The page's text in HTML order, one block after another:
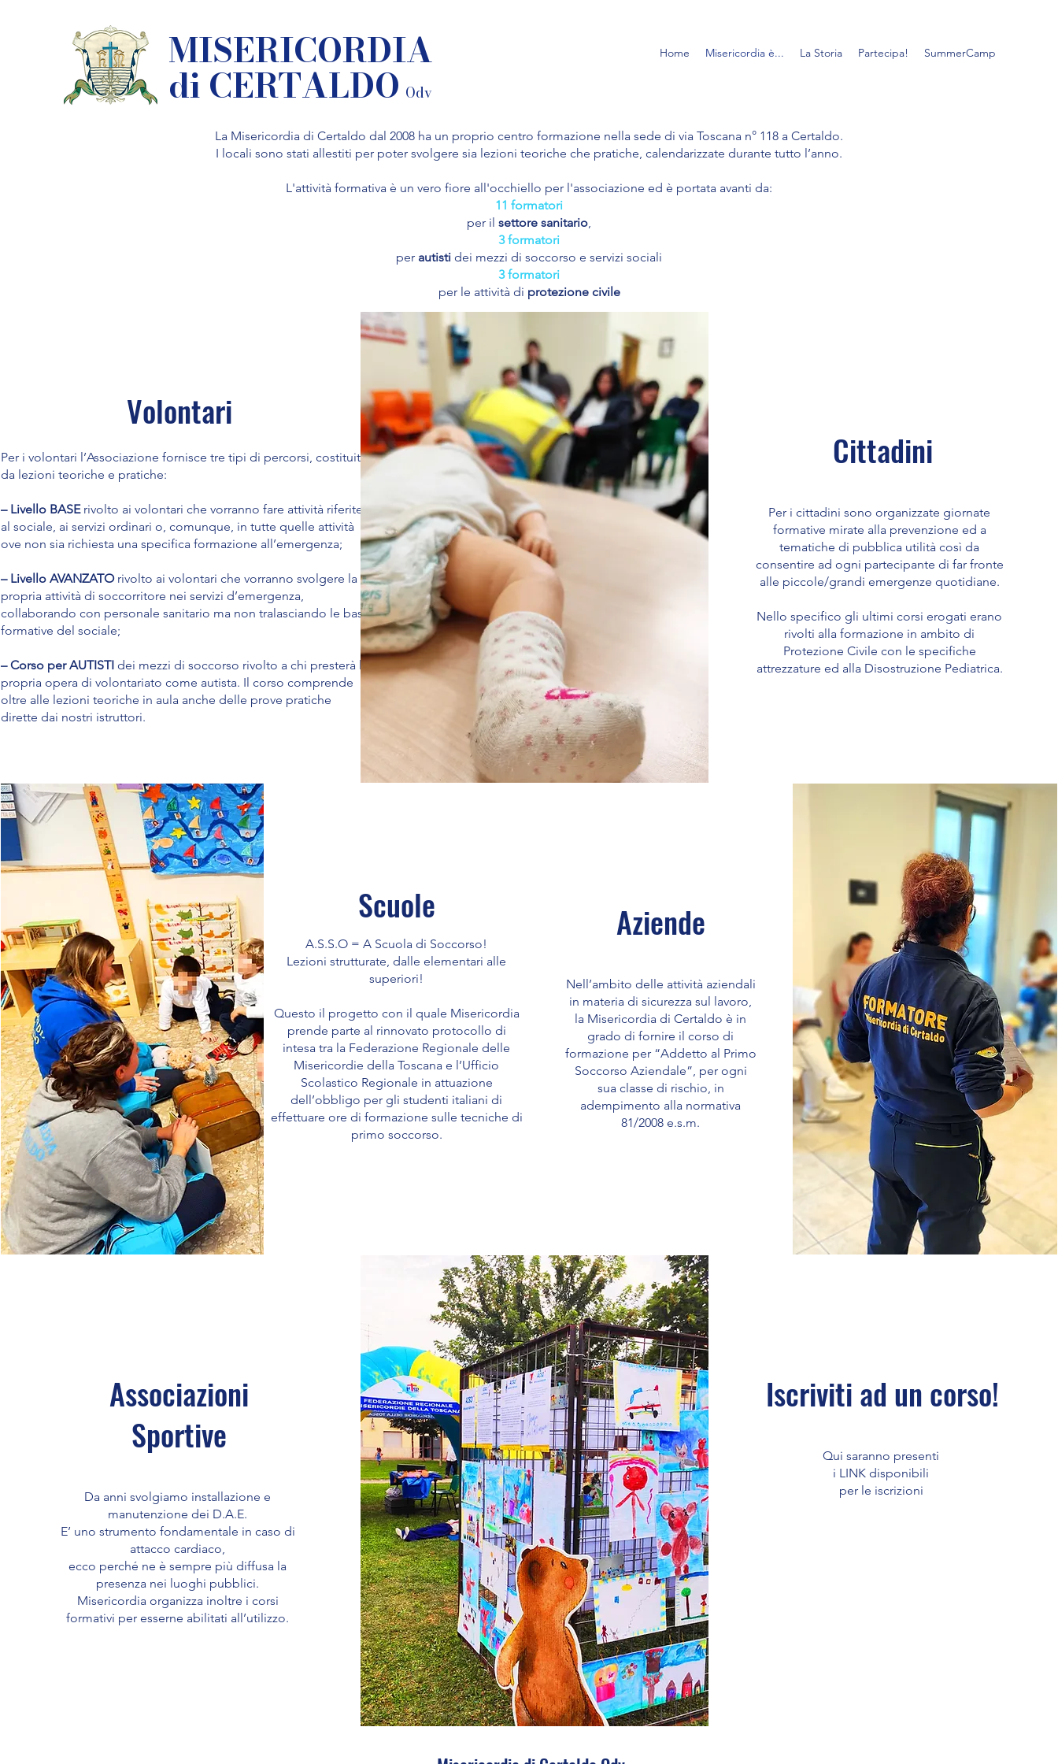
MISERICORDIA
di CERTALDO Odv
Home Misericordia è... La Storia Partecipa! SummerCamp
La Misericordia di Certaldo dal 2008 ha un proprio centro formazione nella sede di via Toscana n° 118 a Certaldo.
I locali sono stati allestiti per poter svolgere sia lezioni teoriche che pratiche, calendarizzate durante tutto l’anno.
L'attività formativa è un vero fiore all'occhiello per l'associazione ed è portata avanti da:
11 formatori
per il settore sanitario,
3 formatori
per autisti dei mezzi di soccorso e servizi sociali
3 formatori
per le attività di protezione civile
Volontari
Per i volontari l’Associazione fornisce tre tipi di percorsi, costituiti
da lezioni teoriche e pratiche:
– Livello BASErivolto ai volontari che vorranno fare attività riferite
al sociale, ai servizi ordinari o, comunque, in tutte quelle attività
ove non sia richiesta una specifica formazione all’emergenza;
– Livello AVANZATOrivolto ai volontari che vorranno svolgere la
propria attività di soccorritore nei servizi d’emergenza,
collaborando con personale sanitario ma non tralasciando le basi
formative del sociale;
– Corso per AUTISTI dei mezzi di soccorso rivolto a chi presterà la
propria opera di volontariato come autista. Il corso comprende
oltre alle lezioni teoriche in aula anche delle prove pratiche
dirette dai nostri istruttori.
Cittadini
Per i cittadini sono organizzate giornate
formative mirate alla prevenzione ed a
tematiche di pubblica utilità così da
consentire ad ogni partecipante di far fronte
alle piccole/grandi emergenze quotidiane.
Nello specifico gli ultimi corsi erogati erano
rivolti alla formazione in ambito di
Protezione Civile con le specifiche
attrezzature ed alla Disostruzione Pediatrica.
Scuole
A.S.S.O = A Scuola di Soccorso!
Lezioni strutturate, dalle elementari alle
superiori!
Questo il progetto con il quale Misericordia
prende parte al rinnovato protocollo di
intesa tra la Federazione Regionale delle
Misericordie della Toscana e l’Ufficio
Scolastico Regionale in attuazione
dell’obbligo per gli studenti italiani di
effettuare ore di formazione sulle tecniche di
primo soccorso.
Aziende
Nell’ambito delle attività aziendali
in materia di sicurezza sul lavoro,
la Misericordia di Certaldo è in
grado di fornire il corso di
formazione per “Addetto al Primo
Soccorso Aziendale”, per ogni
sua classe di rischio, in
adempimento alla normativa
81/2008 e.s.m.
Associazioni
Sportive
Da anni svolgiamo installazione e
manutenzione dei D.A.E.
E’ uno strumento fondamentale in caso di
attacco cardiaco,
ecco perché ne è sempre più diffusa la
presenza nei luoghi pubblici.
Misericordia organizza inoltre i corsi
formativi per esserne abilitati all’utilizzo.
Iscriviti ad un corso!
Qui saranno presenti
i LINK disponibili
per le iscrizioni